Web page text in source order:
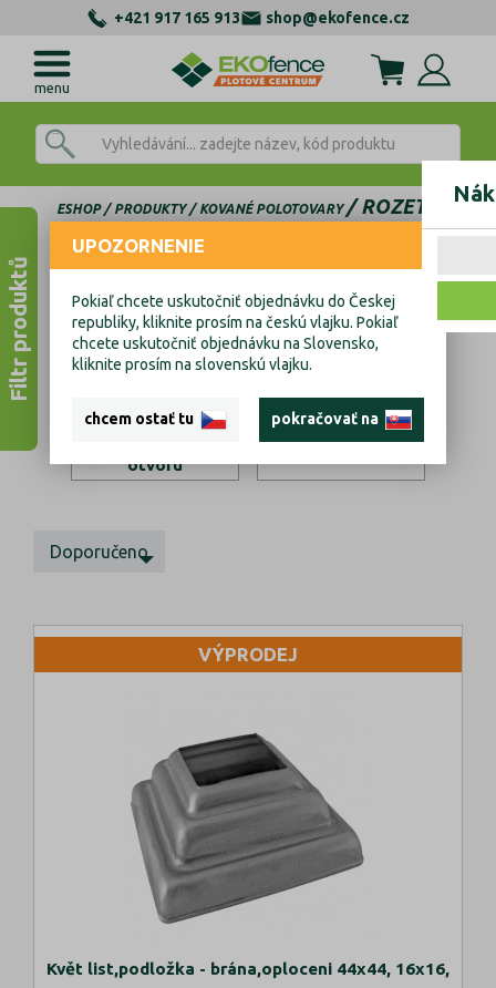
+421 917 165 913 shop@ekofence.cz
menu
ESHOP PRODUKTY KOVANÉ POLOTOVARY ROZETY
Rozety
otvoru
Rozety s otvorem
Filtr produktů
Doporučeno
VÝPRODEJ
Květ list,podložka - brána,oploceni 44x44, 16x16,
UPOZORNENIE
Pokiaľ chcete uskutočniť objednávku do Českej
republiky, kliknite prosím na českú vlajku. Pokiaľ
chcete uskutočniť objednávku na Slovensko,
kliknite prosím na slovenskú vlajku.
chcem ostať tu pokračovať na